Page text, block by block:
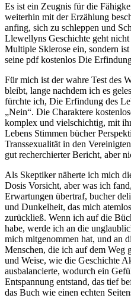
Es ist ein Zeugnis für die
weiterhin mit der Erzählung
anfing, sich zu schleppen und
Llewellyns Geschichte geht
Multiple Sklerose ein, sondern
seine pdf kostenlos Die
Für mich ist der wahre Test des
bleibt, lange nachdem ich es
fürchte ich, Die Erfindung des
„Nein“. Die Charaktere
komplex und vielschichtig, mit
Lebens Stimmen bücher
Transsexualität in den
gut recherchierter Bericht, aber
Als Skeptiker näherte ich mich
Dosis Vorsicht, aber was ich
Erwartungen übertraf, bucher
und Dunkelheit, das mich
zurückließ. Wenn ich auf die
habe, werde ich an die
mich mitgenommen hat, und an
Menschen, die ich auf dem Weg
und Weise, wie die Geschichte
ausbalancierte, wodurch ein
Entspannung entstand, das tief
das Buch wie einen echten